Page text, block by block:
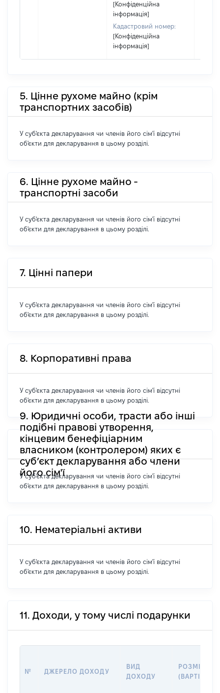
[Конфіденційна
інформація]
Кадастровий номер:
[Конфіденційна
інформація]
5. Цінне рухоме майно (крім
транспортних засобів)
У суб'єкта декларування чи членів його сім'ї відсутні
об'єкти для декларування в цьому розділі.
6. Цінне рухоме майно -
транспортні засоби
У суб'єкта декларування чи членів його сім'ї відсутні
об'єкти для декларування в цьому розділі.
7. Цінні папери
У суб'єкта декларування чи членів його сім'ї відсутні
об'єкти для декларування в цьому розділі.
8. Корпоративні права
У суб'єкта декларування чи членів його сім'ї відсутні
об'єкти для декларування в цьому розділі.
9. Юридичні особи, трасти або інші
подібні правові утворення,
кінцевим бенефіціарним
власником (контролером) яких є
суб’єкт декларування або члени
його сім'ї
У суб'єкта декларування чи членів його сім'ї відсутні
об'єкти для декларування в цьому розділі.
10. Нематеріальні активи
У суб'єкта декларування чи членів його сім'ї відсутні
об'єкти для декларування в цьому розділі.
11. Доходи, у тому числі подарунки
№ ДЖЕРЕЛО ДОХОДУ
ВИД
ДОХОДУ
РОЗМІР
(ВАРТІСТЬ)